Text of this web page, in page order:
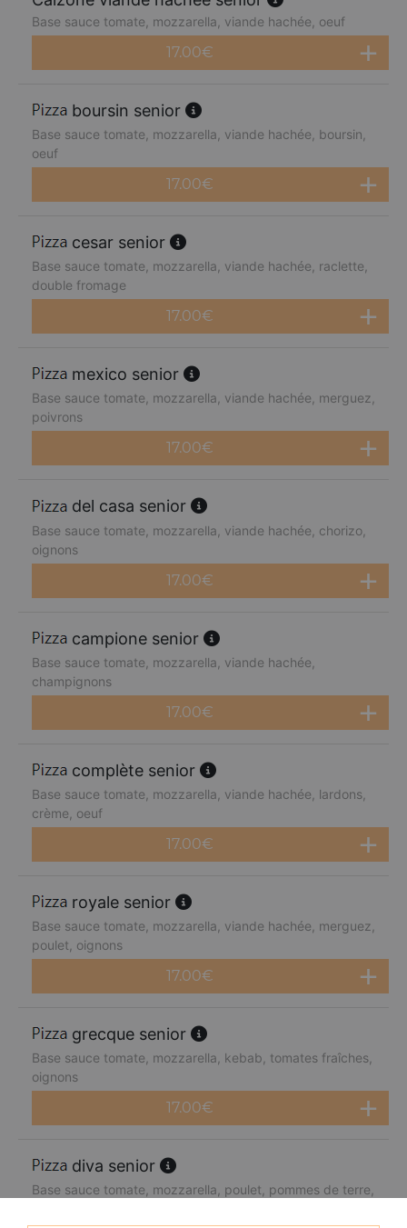
Base sauce tomate, mozzarella, viande hachée, oeuf
17.00€
boursin senior
Base sauce tomate, mozzarella, viande hachée, boursin,
oeuf
17.00€
cesar senior
Base sauce tomate, mozzarella, viande hachée, raclette,
double fromage
17.00€
mexico senior
Base sauce tomate, mozzarella, viande hachée, merguez,
poivrons
17.00€
del casa senior
Base sauce tomate, mozzarella, viande hachée, chorizo,
oignons
17.00€
campione senior
Base sauce tomate, mozzarella, viande hachée,
champignons
17.00€
complète senior
Base sauce tomate, mozzarella, viande hachée, lardons,
crème, oeuf
17.00€
royale senior
Base sauce tomate, mozzarella, viande hachée, merguez,
poulet, oignons
17.00€
grecque senior
Base sauce tomate, mozzarella, kebab, tomates fraîches,
oignons
17.00€
diva senior
Base sauce tomate, mozzarella, poulet, pommes de terre,